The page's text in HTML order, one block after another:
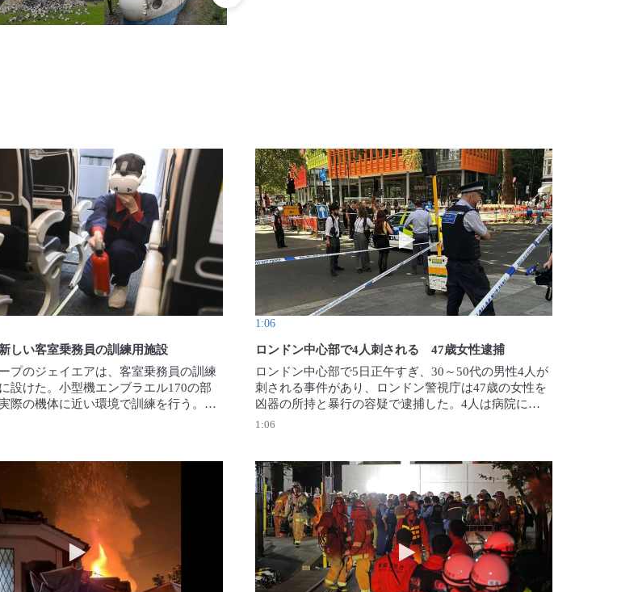
爆の日に危機感訴え動画を再生 ジェイエアに新しい客室乗務員の訓練用施設
しい客室乗務員の訓練用施設
プのジェイエアは、客室乗務員の訓練
設けた。小型機エンブラエル170の部
際の機体に近い環境で訓練を行う。
和】2026年8月5日公開
動画を再生 ロンドン中心部で4人刺さ
1:06
ロンドン中心部で4人刺される 47歳女性逮捕
ロンドン中心部で5日正午すぎ、30～50代の男性4人が
刺される事件があり、ロンドン警視庁は47歳の女性を
凶器の所持と暴行の容疑で逮捕した。4人は病院に搬送
されたが、いずれも命に別条はないという。警察は女
開
1:06
ンで空撮 動画を再生 東広島市で住宅火災、４人と連絡取れず 動画を再生 東京・小金井のマンション